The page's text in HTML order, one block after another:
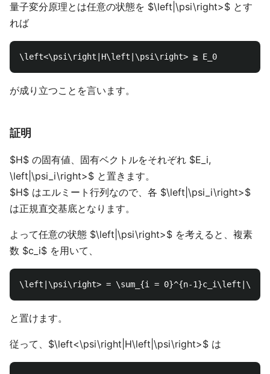
量子変分原理とは任意の状態を $\left|\psi\right>$ とす
れば
が成り立つことを言います。
証明
$H$ の固有値、固有ベクトルをそれぞれ $E_i,
\left|\psi_i\right>$ と置きます。
$H$ はエルミート行列なので、各 $\left|\psi_i\right>$
は正規直交基底となります。
よって任意の状態 $\left|\psi\right>$ を考えると、複素
数 $c_i$ を用いて、
と置けます。
従って、$\left<\psi\right|H\left|\psi\right>$ は